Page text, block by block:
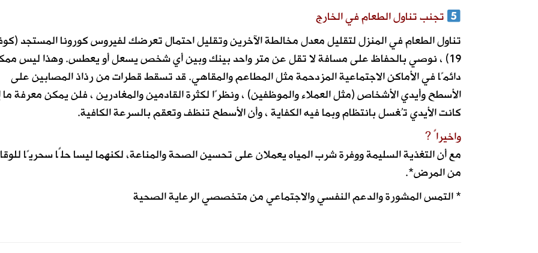
تجنب تناول الطعام في الخارج
تناول الطعام في المنزل لتقليل معدل مخالطة الآخرين وتقليل احتمال تعرضك لفيروس كورونا المستجد
19) ، نوصي بالحفاظ على مسافة لا تقل عن متر واحد بينك وبين أي شخص يسعل أو يعطس. وهذا ليس
دائمًا في الأماكن الاجتماعية المزدحمة مثل المطاعم والمقاهي. قد تسقط قطرات من رذاذ المصابين على
الأسطح وأيدي الأشخاص (مثل العملاء والموظفين) ، ونظرًا لكثرة القادمين والمغادرين ، فلن يمكن معرفة ما
كانت الأيدي تُغسل بانتظام وبما فيه الكفاية ، وأن الأسطح تنظف وتعقم بالسرعة الكافية.
واخيراً ?
مع أن التغذية السليمة ووفرة شرب المياه يعملان على تحسين الصحة والمناعة، لكنهما ليسا حلًا سحريًا
من المرض*.
* التمس المشورة والدعم النفسي والاجتماعي من متخصصي الرعاية الصحية